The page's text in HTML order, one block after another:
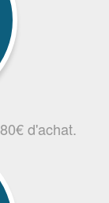
d'achat.